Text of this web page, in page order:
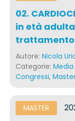
02.
in età
trattamento
Autore: Nicola
Categorie:
Congressi,
MASTER